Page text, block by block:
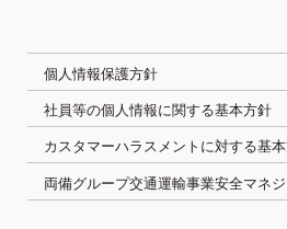
個人情報保護方針
社員等の個人情報に関する基本方針
カスタマーハラスメントに対する基
両備グループ交通運輸事業安全マネジ